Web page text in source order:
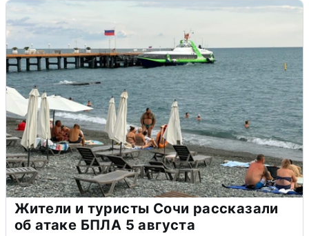
Жители и туристы Сочи рассказали
об атаке БПЛА 5 августа